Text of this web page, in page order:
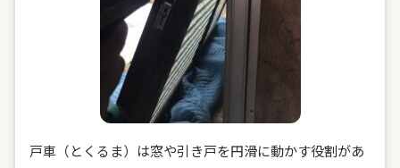
戸車（とくるま）は窓や引き戸を円滑に動かす役割があ